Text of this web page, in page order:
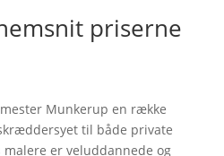
priserne
Munkerup en række
til både private
malere er veluddannede og